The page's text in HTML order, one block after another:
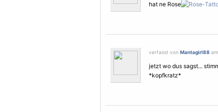
hat ne Rose
verfasst von Mantagirl88
jetzt wo dus sagst...
*kopfkratz*